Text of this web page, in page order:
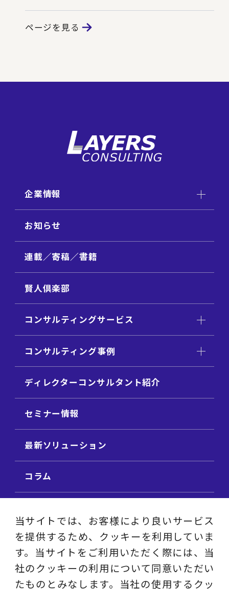
ページを見る
企業情報
お知らせ
連載／寄稿／書籍
賢人倶楽部
コンサルティングサービス
コンサルティング事例
ディレクターコンサルタント紹介
セミナー情報
最新ソリューション
コラム
ビジネステーマ解説集
動画ライブラリ
当サイトでは、お客様により良いサービス
を提供するため、クッキーを利用していま
す。当サイトをご利用いただく際には、当
社のクッキーの利用について同意いただい
たものとみなします。当社の使用するクッ